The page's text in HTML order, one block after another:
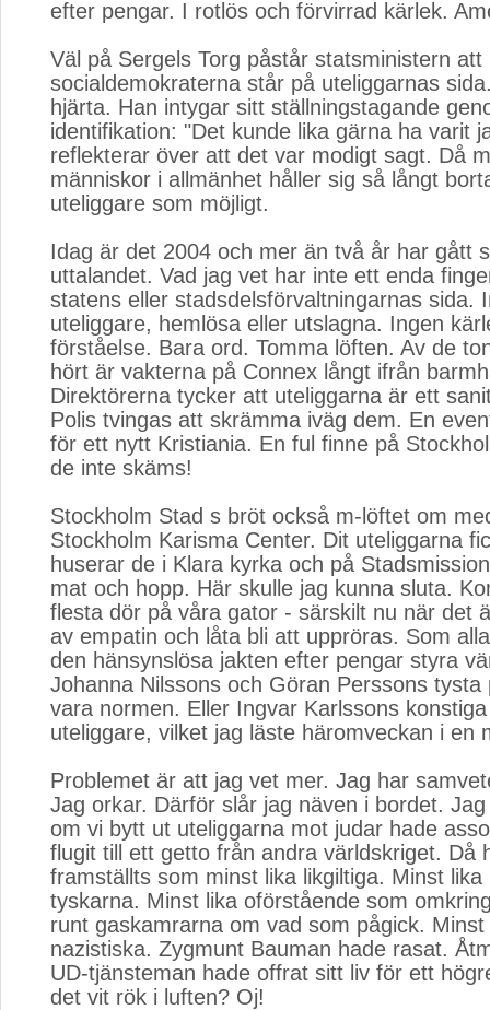
efter pengar. I rotlös och förvirrad kärlek.
Väl på Sergels Torg påstår statsministern att
socialdemokraterna står på uteliggarnas
hjärta. Han intygar sitt ställningstagande
identifikation: "Det kunde lika gärna ha varit
reflekterar över att det var modigt sagt. Då
människor i allmänhet håller sig så långt
uteliggare som möjligt.
Idag är det 2004 och mer än två år har gått
uttalandet. Vad jag vet har inte ett enda
statens eller stadsdelsförvaltningarnas sida.
uteliggare, hemlösa eller utslagna. Ingen
förståelse. Bara ord. Tomma löften. Av de
hört är vakterna på Connex långt ifrån
Direktörerna tycker att uteliggarna är ett
Polis tvingas att skrämma iväg dem. En
för ett nytt Kristiania. En ful finne på
de inte skäms!
Stockholm Stad s bröt också m-löftet om
Stockholm Karisma Center. Dit uteliggarna
huserar de i Klara kyrka och på
mat och hopp. Här skulle jag kunna sluta.
flesta dör på våra gator - särskilt nu när det
av empatin och låta bli att uppröras. Som
den hänsynslösa jakten efter pengar styra
Johanna Nilssons och Göran Perssons tysta
vara normen. Eller Ingvar Karlssons
uteliggare, vilket jag läste häromveckan i en
Problemet är att jag vet mer. Jag har
Jag orkar. Därför slår jag näven i bordet.
om vi bytt ut uteliggarna mot judar hade
flugit till ett getto från andra världskriget. Då
framställts som minst lika likgiltiga. Minst lika
tyskarna. Minst lika oförstående som
runt gaskamrarna om vad som pågick.
nazistiska. Zygmunt Bauman hade rasat.
UD-tjänsteman hade offrat sitt liv för ett
det vit rök i luften? Oj!